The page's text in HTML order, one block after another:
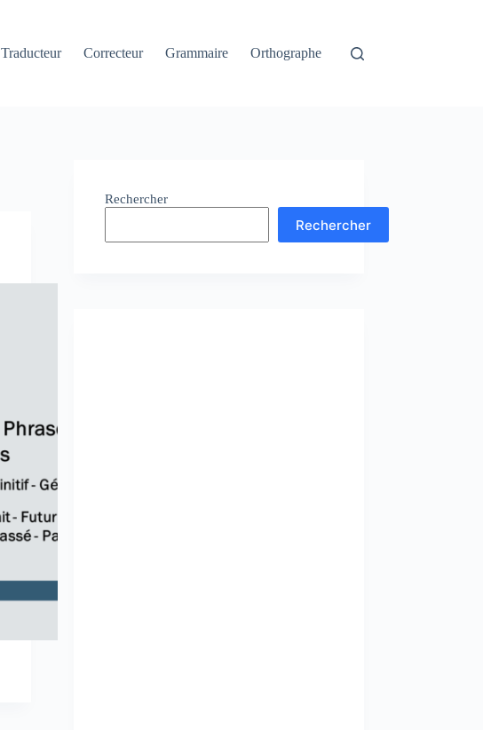
Traducteur Correcteur Grammaire Orthographe
Rechercher
Rechercher